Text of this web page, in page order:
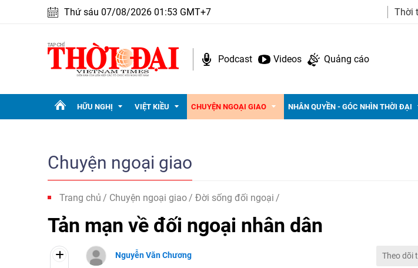
Thứ sáu 07/08/2026 01:53 GMT+7 Thời
Podcast Videos Quảng cáo
HỮU NGHỊ VIỆT KIỀU CHUYỆN NGOẠI GIAO NHÂN QUYỀN - GÓC NHÌN THỜI ĐẠI
Chuyện ngoại giao
Trang chủ Chuyện ngoại giao Đời sống đối ngoại
Tản mạn về đối ngoại nhân dân
Nguyễn Văn Chương Theo dõi